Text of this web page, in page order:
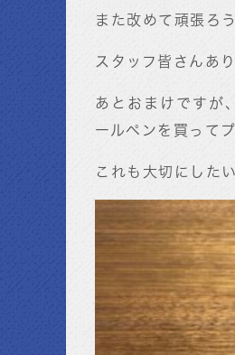
また改めて頑張ろ
スタッフ皆さんあ
あとおまけですが
ールペンを買って
これも大切にした